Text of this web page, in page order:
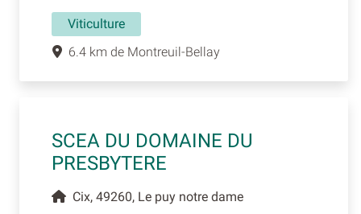
Viticulture
6.4 km de Montreuil-Bellay
SCEA DU DOMAINE DU
PRESBYTERE
Cix, 49260, Le puy notre dame